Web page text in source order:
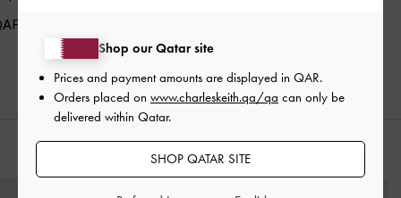
ارتديه مع
Shop our Qatar site
Prices and payment amounts are displayed in QAR.
Orders placed on www.charleskeith.qa/qa can only be
delivered within Qatar.
SHOP QATAR SITE